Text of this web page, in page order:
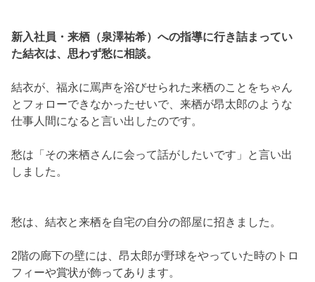
新入社員・来栖（泉澤祐希）への指導に行き詰まってい
た結衣は、思わず愁に相談。
結衣が、福永に罵声を浴びせられた来栖のことをちゃん
とフォローできなかったせいで、来栖が昂太郎のような
仕事人間になると言い出したのです。
愁は「その来栖さんに会って話がしたいです」と言い出
しました。
愁は、結衣と来栖を自宅の自分の部屋に招きました。
2階の廊下の壁には、昂太郎が野球をやっていた時のトロ
フィーや賞状が飾ってあります。